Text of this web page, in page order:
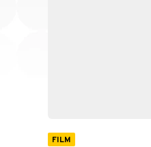
FILM